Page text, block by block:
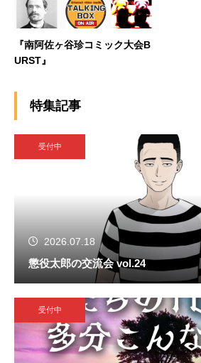
『南阿佐ヶ谷珍コミック大会B
URST』
特集記事
受付中
2026.07.18
懲役太郎の交流会 vol.24
受付中